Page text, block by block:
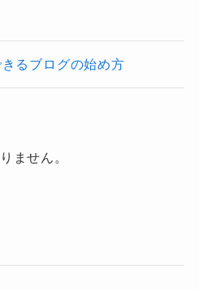
るブログの始め方
ません。